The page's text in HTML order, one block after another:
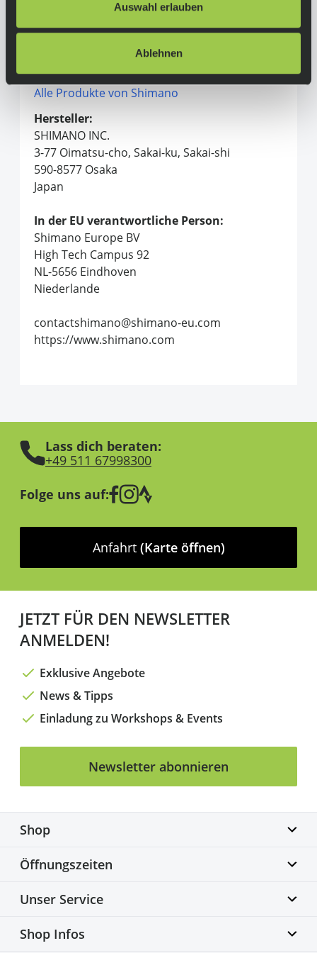
Auswahl erlauben
Ablehnen
Herstellerinformationen
Alle Produkte von Shimano
Hersteller:
SHIMANO INC.
3-77 Oimatsu-cho, Sakai-ku, Sakai-shi
590-8577 Osaka
Japan
In der EU verantwortliche Person:
Shimano Europe BV
High Tech Campus 92
NL-5656 Eindhoven
Niederlande
contactshimano@shimano-eu.com
https://www.shimano.com
Lass dich beraten:
+49 511 67998300
Folge uns auf:
Anfahrt (Karte öffnen)
JETZT FÜR DEN NEWSLETTER
ANMELDEN!
Exklusive Angebote
News & Tipps
Einladung zu Workshops & Events
Newsletter abonnieren
Shop
Biketime GmbH
Alter Flughafen 7a
info@biketime.de
Öffnungszeiten
Dienstag – Freitag
Samstag
Unser Service
Fahrradwerkstatt
Shop Infos